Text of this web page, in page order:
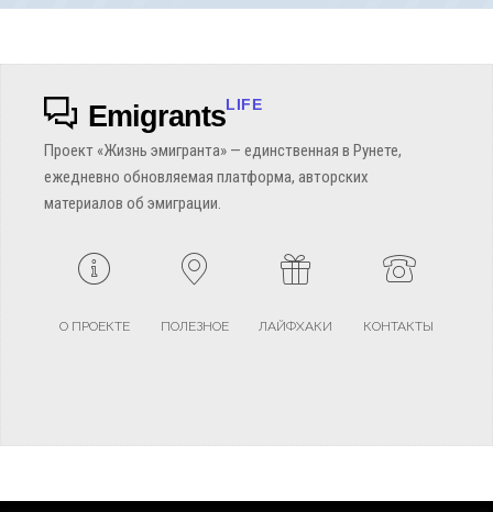
EmigrantsLIFE
Проект «Жизнь эмигранта» — единственная в Рунете,
ежедневно обновляемая платформа, авторских
материалов об эмиграции.
О ПРОЕКТЕ ПОЛЕЗНОЕ ЛАЙФХАКИ КОНТАКТЫ